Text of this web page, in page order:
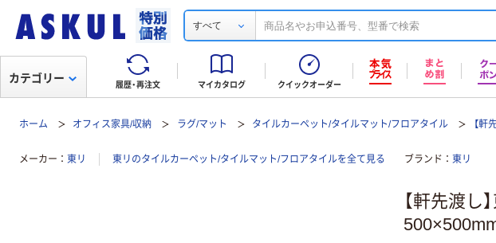
すべて
履歴・再注文 マイカタログ クイックオーダー
カテゴリー
ホーム オフィス家具/収納 ラグ/マット タイルカーペット/タイルマット/フロアタイル 【
メーカー 東リ 東リのタイルカーペット/タイルマット/フロアタイルを全て見る ブランド 東リ
【軒先渡し